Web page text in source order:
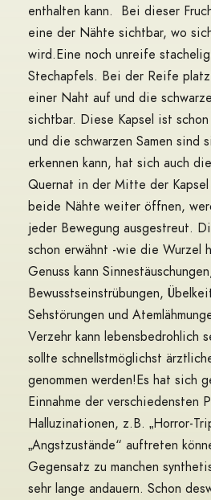
enthalten kann. Bei dieser
eine der Nähte sichtbar, wo
wird.Eine noch unreife
Stechapfels. Bei der Reife
einer Naht auf und die
sichtbar. Diese Kapsel ist
und die schwarzen Samen sind
erkennen kann, hat sich auch
Quernat in der Mitte der
beide Nähte weiter öffnen,
jeder Bewegung ausgestreut.
schon erwähnt -wie die Wurzel
Genuss kann
Bewusstseinstrübungen,
Sehstörungen und
Verzehr kann lebensbedrohlich
sollte schnellstmöglichst
genommen werden!Es hat sich
Einnahme der verschiedensten
Halluzinationen, z.B. „Horror-
„Angstzustände“ auftreten
Gegensatz zu manchen
sehr lange andauern. Schon